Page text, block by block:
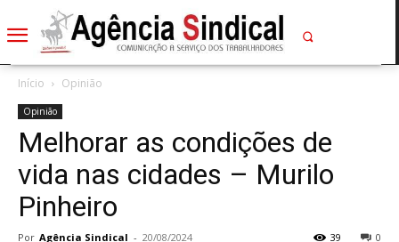
Início Opinião
Opinião
Melhorar as condições de
vida nas cidades – Murilo
Pinheiro
Por Agência Sindical - 20/08/2024 0
39